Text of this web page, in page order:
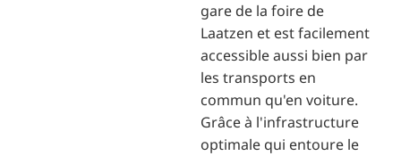
gare de la foire de
Laatzen et est facilement
accessible aussi bien par
les transports en
commun qu'en voiture.
Grâce à l'infrastructure
optimale qui entoure le